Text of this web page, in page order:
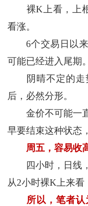
裸K上看，上根
看涨。
6个交易日以来
可能已经进入尾期。
阴晴不定的走
后，必然分形。
金价不可能一直
早要结束这种状态
周五，容易收
四小时，日线，
从2小时裸K上来看
所以，笔者